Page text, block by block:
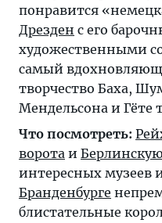
понравится
Дрезден с его
художественными
самый
творчество Баха,
Мендельсона и Гёте
Что посмотреть:
ворота и
интересных музеев
Бранденбурге
блистательные